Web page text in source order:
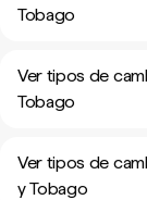
Tobago
Ver tipos de
Tobago
Ver tipos de
y Tobago